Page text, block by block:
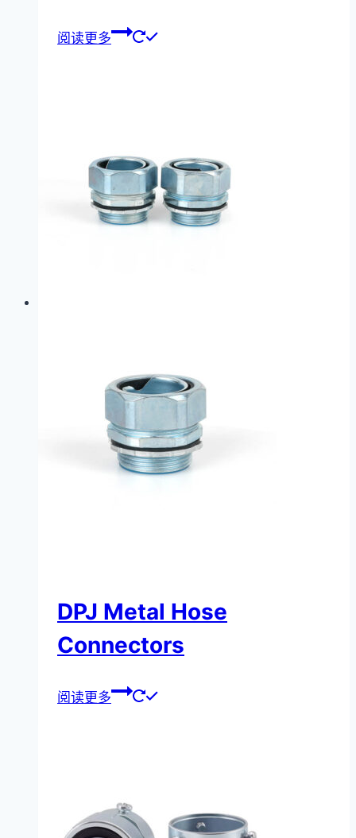
阅读更多
DPJ Metal Hose
Connectors
阅读更多